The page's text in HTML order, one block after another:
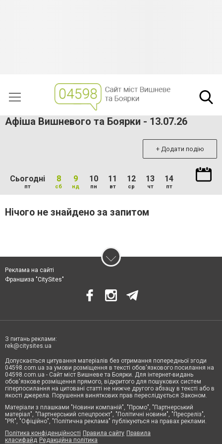
Афіша Вишневого та Боярки - 13.07.26
+ Додати подію
Сьогодні
пт
8
сб
9
нд
10
пн
11
вт
12
ср
13
чт
14
пт
Нічого не знайдено за запитом
Реклама на сайті
Франшиза "CitySites"
З питань реклами:
rek@citysites.ua
Допускається цитування матеріалів без отримання попередньої згоди
04598.com.ua за умови розміщення в тексті обов'язкового посилання на
04598.com.ua - Сайт міст Вишневе та Боярки. Для інтернет-видань
обов'язкове розміщення прямого, відкритого для пошукових систем
гіперпосилання на цитовані статті не нижче другого абзацу в тексті або в
якості джерела. Порушення виняткових прав переслідується Законом.
Матеріали з плашками "Новини компаній", "Промо", "Партнерський
матеріал", "Партнерський спецпроєкт", "Політичні новини", "Пресреліз",
"PR", "Офіційно", "Політична реклама" публікуються на правах реклами.
Політика конфіденційності Правила сайту Правила
класифайд Редакційна політика